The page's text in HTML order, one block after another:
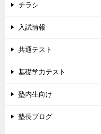
チラシ
入試情報
共通テスト
基礎学力テスト
塾内生向け
塾長ブログ